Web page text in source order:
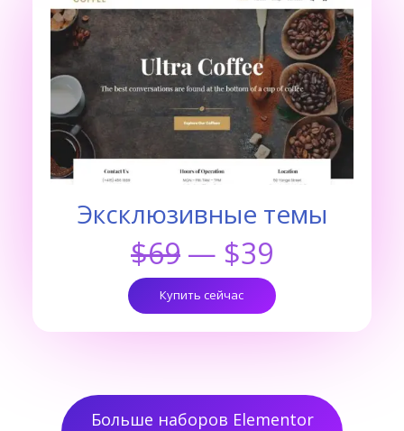
Эксклюзивные темы
$69 — $39
Купить сейчас
Больше наборов Elementor